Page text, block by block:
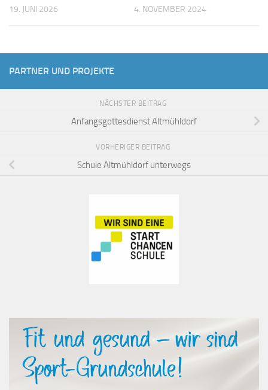
19. JUNI 2026 4. NOVEMBER 2024
PARTNER UND PROJEKTE
NÄCHSTER BEITRAG
Anfangsgottesdienst Altmühldorf
VORHERIGER BEITRAG
Schule Altmühldorf unterwegs